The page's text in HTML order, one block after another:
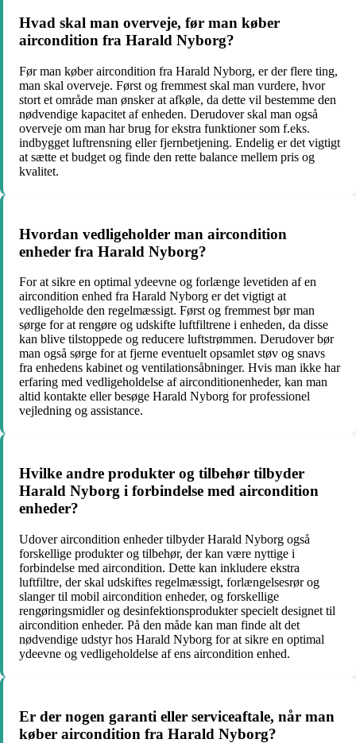
Hvad skal man overveje, før man køber
aircondition fra Harald Nyborg?
Før man køber aircondition fra Harald Nyborg, er der flere ting,
man skal overveje. Først og fremmest skal man vurdere, hvor
stort et område man ønsker at afkøle, da dette vil bestemme den
nødvendige kapacitet af enheden. Derudover skal man også
overveje om man har brug for ekstra funktioner som f.eks.
indbygget luftrensning eller fjernbetjening. Endelig er det vigtigt
at sætte et budget og finde den rette balance mellem pris og
kvalitet.
Hvordan vedligeholder man aircondition
enheder fra Harald Nyborg?
For at sikre en optimal ydeevne og forlænge levetiden af en
aircondition enhed fra Harald Nyborg er det vigtigt at
vedligeholde den regelmæssigt. Først og fremmest bør man
sørge for at rengøre og udskifte luftfiltrene i enheden, da disse
kan blive tilstoppede og reducere luftstrømmen. Derudover bør
man også sørge for at fjerne eventuelt opsamlet støv og snavs
fra enhedens kabinet og ventilationsåbninger. Hvis man ikke har
erfaring med vedligeholdelse af airconditionenheder, kan man
altid kontakte eller besøge Harald Nyborg for professionel
vejledning og assistance.
Hvilke andre produkter og tilbehør tilbyder
Harald Nyborg i forbindelse med aircondition
enheder?
Udover aircondition enheder tilbyder Harald Nyborg også
forskellige produkter og tilbehør, der kan være nyttige i
forbindelse med aircondition. Dette kan inkludere ekstra
luftfiltre, der skal udskiftes regelmæssigt, forlængelsesrør og
slanger til mobil aircondition enheder, og forskellige
rengøringsmidler og desinfektionsprodukter specielt designet til
aircondition enheder. På den måde kan man finde alt det
nødvendige udstyr hos Harald Nyborg for at sikre en optimal
ydeevne og vedligeholdelse af ens aircondition enhed.
Er der nogen garanti eller serviceaftale, når man
køber aircondition fra Harald Nyborg?